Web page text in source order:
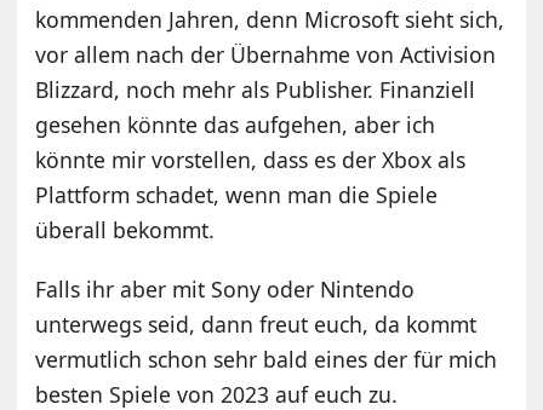
kommenden Jahren, denn Microsoft sieht sich,
vor allem nach der Übernahme von Activision
Blizzard, noch mehr als Publisher. Finanziell
gesehen könnte das aufgehen, aber ich
könnte mir vorstellen, dass es der Xbox als
Plattform schadet, wenn man die Spiele
überall bekommt.
Falls ihr aber mit Sony oder Nintendo
unterwegs seid, dann freut euch, da kommt
vermutlich schon sehr bald eines der für mich
besten Spiele von 2023 auf euch zu.